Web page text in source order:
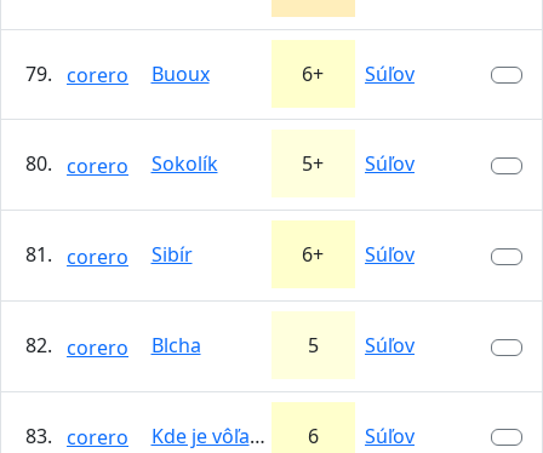
79. corero Buoux 6+ Súľov
80. corero Sokolík 5+ Súľov
81. corero Sibír 6+ Súľov
82. corero Blcha 5 Súľov
83. corero Kde je vôľa, tam... 6 Súľov